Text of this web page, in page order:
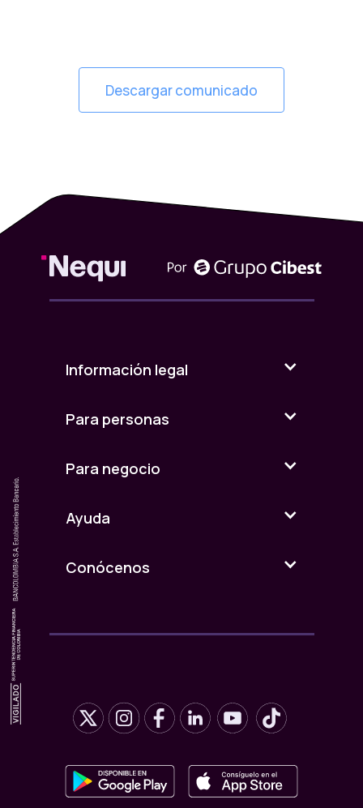
Descargar comunicado
Información legal
Para personas
Para negocio
Ayuda
Conócenos